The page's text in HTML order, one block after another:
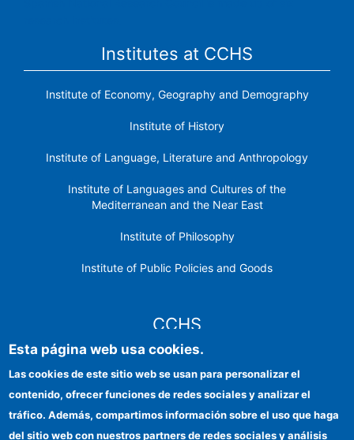
Institutes at CCHS
Institute of Economy, Geography and Demography
Institute of History
Institute of Language, Literature and Anthropology
Institute of Languages ​​and Cultures of the
Mediterranean and the Near East
Institute of Philosophy
Institute of Public Policies and Goods
CCHS
Institutional identity
Esta página web usa cookies.
Las cookies de este sitio web se usan para personalizar el
contenido, ofrecer funciones de redes sociales y analizar el
tráfico. Además, compartimos información sobre el uso que haga
del sitio web con nuestros partners de redes sociales y análisis